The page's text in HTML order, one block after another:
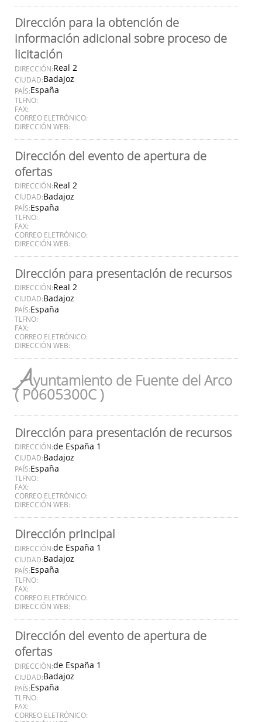
Dirección para la obtención de
información adicional sobre proceso de
licitación
DIRECCIÓN:Real 2
CIUDAD:Badajoz
PAÍS:España
TLFNO:
FAX:
CORREO ELETRÓNICO:
DIRECCIÓN WEB:
Dirección del evento de apertura de
ofertas
DIRECCIÓN:Real 2
CIUDAD:Badajoz
PAÍS:España
TLFNO:
FAX:
CORREO ELETRÓNICO:
DIRECCIÓN WEB:
Dirección para presentación de recursos
DIRECCIÓN:Real 2
CIUDAD:Badajoz
PAÍS:España
TLFNO:
FAX:
CORREO ELETRÓNICO:
DIRECCIÓN WEB:
Ayuntamiento de Fuente del Arco
( P0605300C )
Dirección para presentación de recursos
DIRECCIÓN:de España 1
CIUDAD:Badajoz
PAÍS:España
TLFNO:
FAX:
CORREO ELETRÓNICO:
DIRECCIÓN WEB:
Dirección principal
DIRECCIÓN:de España 1
CIUDAD:Badajoz
PAÍS:España
TLFNO:
FAX:
CORREO ELETRÓNICO:
DIRECCIÓN WEB:
Dirección del evento de apertura de
ofertas
DIRECCIÓN:de España 1
CIUDAD:Badajoz
PAÍS:España
TLFNO:
FAX:
CORREO ELETRÓNICO: